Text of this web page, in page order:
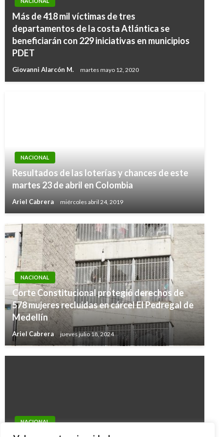
Más de 418 mil víctimas de tres
departamentos de la costa Atlántica se
beneficiarán con 229 iniciativas en municipios
PDET
Giovanni Alarcón M. martes mayo 12, 2020
NACIONAL
Resultados de las loterías y chances de este
martes 23 de abril en Colombia
Ariel Cabrera miércoles abril 24, 2019
NACIONAL
Corte Constitucional protegió derechos de
578 mujeres recluidas en cárcel El Pedregal de
Medellín
Ariel Cabrera jueves julio 18, 2024
NACIONAL